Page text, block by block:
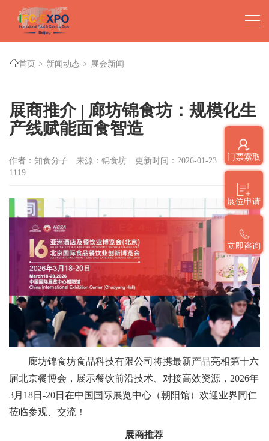
门票索取
展位申请
立即咨询
首页 新闻动态 展会新闻
展商推介 | 廊坊锦食坊：规模化生
产线赋能面食智造
作者：知食分子 来源：锦食坊 更新时间：2026-01-23
点击数：
1119
廊坊锦食坊食品科技有限公司将携最新产品亮相第十六
届北京餐博会，展示餐饮前沿技术、对接高效资源，2026年
3月18日-20日在中国国际展览中心（朝阳馆）欢迎业界同仁
莅临参观、交流！
展商推荐